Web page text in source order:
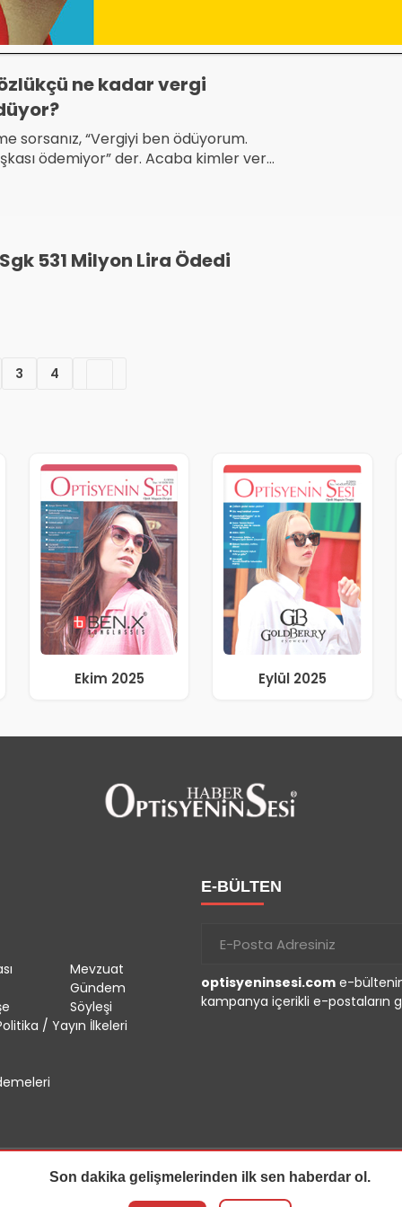
Aralık 2017’de kapandı.
ne kadar vergi
sorsanız, “Vergiyi ben ödüyorum.
ödemiyor” der. Acaba kimler vergi
Sgk 531 Milyon Lira Ödedi
3 4
Ekim 2025 Eylül 2025
Mevzuat
Gündem
Söyleşi
/ Yayın İlkeleri
E-BÜLTEN
optisyeninsesi.com e-
kampanya içerikli e-postaların
Son dakika gelişmelerinden ilk sen haberdar ol.